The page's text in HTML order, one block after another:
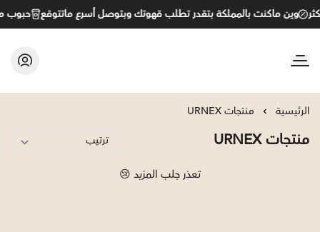
وين ماكنت بالمملكة بتقدر تطلب قهوتك وبتوصل أسرع ماتتوقع حبوب
C&B
الرئيسية منتجات URNEX
منتجات URNEX
تعذر جلب المزيد 😢